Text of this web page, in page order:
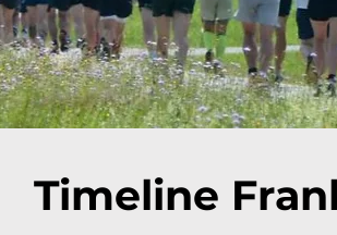
Timeline